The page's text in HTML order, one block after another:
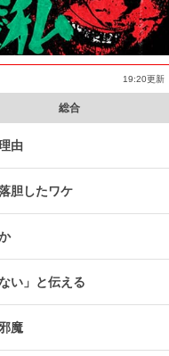
19:20更新
総合
由
胆したワケ
い」と伝える
魔